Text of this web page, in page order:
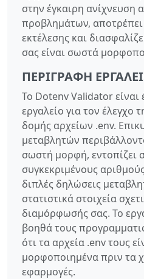
στην έγκαιρη ανίχνευση
προβλημάτων,
εκτέλεσης και
σας είναι σωστά
ΠΕΡΙΓΡΑΦΉ
Το Dotenv Validator είναι
εργαλείο για τον έλεγχο
δομής αρχείων .env.
μεταβλητών
σωστή μορφή, εντοπίζει
συγκεκριμένους
διπλές δηλώσεις
στατιστικά στοιχεία
διαμόρφωσής σας. Το
βοηθά τους
ότι τα αρχεία .env τους
μορφοποιημένα πριν τα
εφαρμογές.